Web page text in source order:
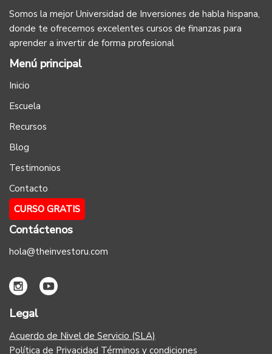
Somos la mejor Universidad de Inversiones de habla hispana,
donde te ofrecemos excelentes cursos de finanzas para
aprender a invertir de forma profesional
Menú principal
Inicio
Escuela
Recursos
Blog
Testimonios
Contacto
CURSO GRATIS
Contáctenos
hola@theinvestoru.com
Legal
Acuerdo de Nivel de Servicio (SLA)
Política de Privacidad Términos y condiciones